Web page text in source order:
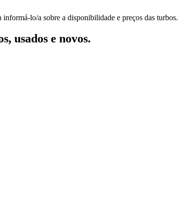
informá-lo/a sobre a disponibilidade e preços das turbos.
usados e novos.